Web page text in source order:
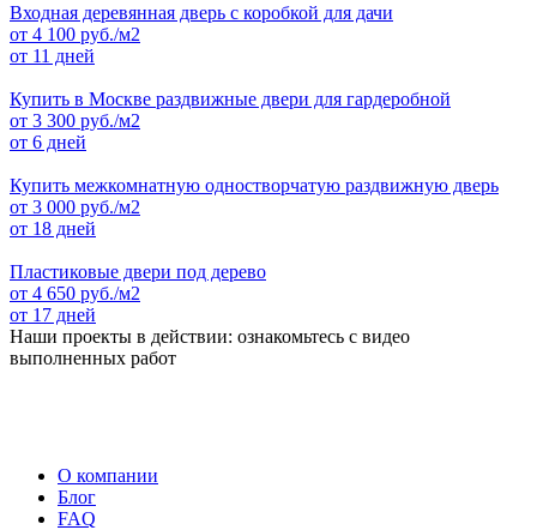
Входная деревянная дверь с коробкой для дачи
от 4 100 руб./м2
от 11 дней
Купить в Москве раздвижные двери для гардеробной
от 3 300 руб./м2
от 6 дней
Купить межкомнатную одностворчатую раздвижную дверь
от 3 000 руб./м2
от 18 дней
Пластиковые двери под дерево
от 4 650 руб./м2
от 17 дней
Наши проекты в действии: ознакомьтесь с видео
выполненных работ
О компании
Блог
FAQ